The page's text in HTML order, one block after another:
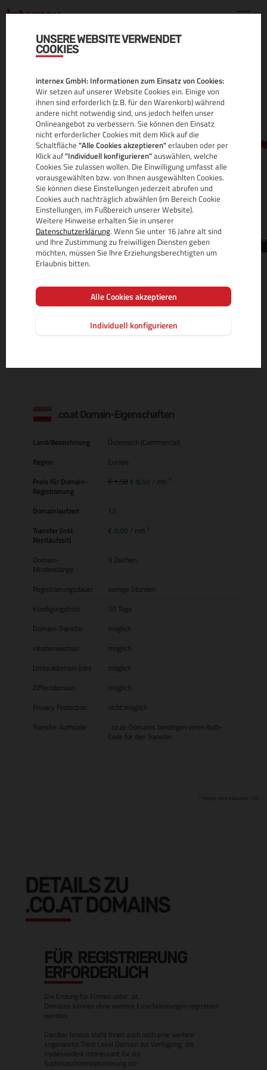
UNSERE WEBSITE VERWENDET
COOKIES
internex GmbH: Informationen zum Einsatz von Cookies:
Wir setzen auf unserer Website Cookies ein. Einige von
ihnen sind erforderlich (z.B. für den Warenkorb) während
andere nicht notwendig sind, uns jedoch helfen unser
Onlineangebot zu verbessern. Sie können den Einsatz
nicht erforderlicher Cookies mit dem Klick auf die
Schaltfläche "Alle Cookies akzeptieren"erlauben oder per
Klick auf"Individuell konfigurieren"auswählen, welche
Cookies Sie zulassen wollen. Die Einwilligung umfasst alle
vorausgewählten bzw. von Ihnen ausgewählten Cookies.
Sie können diese Einstellungen jederzeit abrufen und
Cookies auch nachträglich abwählen (im Bereich Cookie
Einstellungen, im Fußbereich unserer Website).
Weitere Hinweise erhalten Sie in unserer
Datenschutzerklärung. Wenn Sie unter 16 Jahre alt sind
und Ihre Zustimmung zu freiwilligen Diensten geben
möchten, müssen Sie Ihre Erziehungsberechtigten um
Erlaubnis bitten.
Alle Cookies akzeptieren
Individuell konfigurieren
.CO.AT DOMAIN
ALLE INFOS
MEHR INFOS ZUR DOMAIN-ENDUNG
.co.at Domain-Eigenschaften
Land/Bezeichnung
Österreich (Commercial)
Region
Europa
Preis für Domain-
Registrierung
€ 1,58 € 0,40 / mtl.
Domainlaufzeit
12
Transfer (inkl.
Restlaufzeit)
€ 0,00 / mtl.
Domain-
Mindestlänge
3 Zeichen
Registrierungsdauer
wenige Stunden
Kündigungsfrist
30 Tage
Domain-Transfer
möglich
Inhaberwechsel
möglich
Umlautdomain (idn)
möglich
Zifferndomain
möglich
Privacy Protection
nicht möglich
Transfer Authcode
.co.at-Domains benötigen einen Auth-
Code für den Transfer.
Preise sind exklusive USt.
DETAILS ZU
.CO.AT DOMAINS
FÜR REGISTRIERUNG
ERFORDERLICH
Die Endung für Firmen unter .at.
Domains können ohne weitere Einschränkungen registriert
werden.
Darüber hinaus steht Ihnen auch noch eine weitere
sogenannte Third Level Domain zur Verfügung, die
insbesondere interessant für die
Suchmaschinenoptimierung ist: